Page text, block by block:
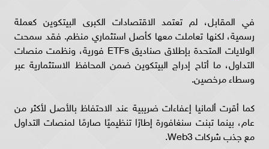
في المقابل، لم تعتمد الاقتصادات الكبرى البيتكوين كعملة
رسمية، لكنها تعاملت معها كأصل استثماري منظم. فقد سمحت
الولايات المتحدة بإطلاق صناديق ETFs فورية، ونظمت منصات
التداول، ما أتاح إدراج البيتكوين ضمن المحافظ الاستثمارية عبر
وسطاء مرخصين.
كما أقرت ألمانيا إعفاءات ضريبية عند الاحتفاظ بالأصل لأكثر من
عام، بينما تبنت سنغافورة إطارًا تنظيميًا صارمًا لمنصات التداول
مع جذب شركات Web3.